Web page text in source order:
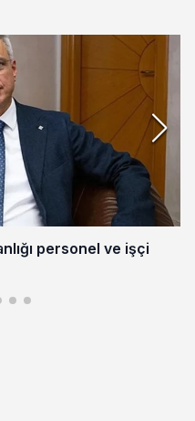
personel ve işçi